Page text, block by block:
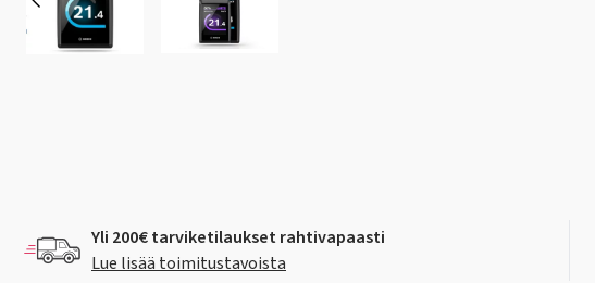
Yli 200€ tarviketilaukset rahtivapaasti
Lue lisää toimitustavoista